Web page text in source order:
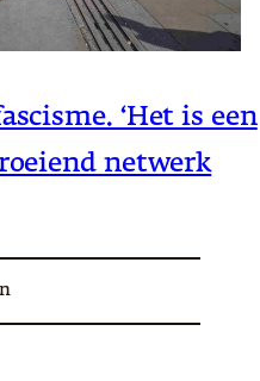
‘Het is een
netwerk